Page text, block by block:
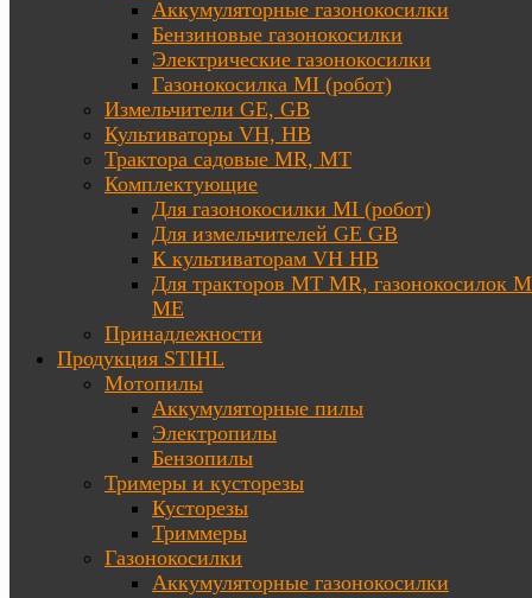
Аккумуляторные газонокосилки
Бензиновые газонокосилки
Электрические газонокосилки
Газонокосилка MI (робот)
Измельчители GE, GB
Культиваторы VH, HB
Трактора садовые MR, MT
Комплектующие
Для газонокосилки MI (робот)
Для измельчителей GE GB
К культиваторам VH HB
Для тракторов МТ MR, газонокосилок
ME
Принадлежности
Продукция STIHL
Мотопилы
Аккумуляторные пилы
Электропилы
Бензопилы
Тримеры и кусторезы
Кусторезы
Триммеры
Газонокосилки
Аккумуляторные газонокосилки